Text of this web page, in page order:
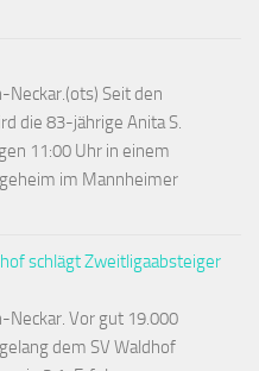
Seit den
die 83-jährige Anita S.
11:00 Uhr in einem
im Mannheimer
schlägt Zweitligaabsteiger
Vor gut 19.000
dem SV Waldhof